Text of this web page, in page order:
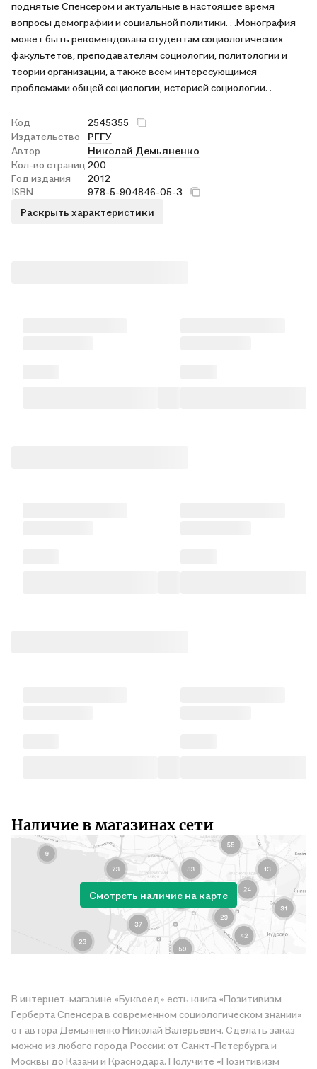
поднятые Спенсером и актуальные в настоящее время
вопросы демографии и социальной политики. . .Монография
может быть рекомендована студентам социологических
факультетов, преподавателям социологии, политологии и
теории организации, а также всем интересующимся
проблемами общей социологии, историей социологии. .
Код
2545355
Издательство
РГГУ
Автор
Николай Демьяненко
Кол-во страниц 200
Год издания
2012
ISBN
978-5-904846-05-3
Раскрыть характеристики
Наличие в магазинах сети
Смотреть наличие на карте
В интернет-магазине «Буквоед» есть книга «Позитивизм
Герберта Спенсера в современном социологическом знании»
от автора Демьяненко Николай Валерьевич. Сделать заказ
можно из любого города России: от Санкт-Петербурга и
Москвы до Казани и Краснодара. Получите «Позитивизм